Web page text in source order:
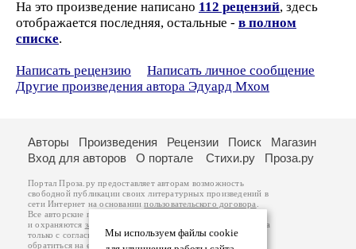
На это произведение написано 112 рецензий, здесь
отображается последняя, остальные - в полном
списке.
Написать рецензию
Написать личное сообщение
Другие произведения автора Эдуард Мхом
Мы используем файлы cookie
Авторы Произведения Рецензии Поиск
Магазин
Вход для авторов
О портале Стихи.ру Проза.ру
Портал Проза.ру предоставляет авторам возможность
свободной публикации своих литературных произведений в
сети Интернет на основаниипользовательского договора
Все авторские права на произведения принадлежат авторам
и охраняются законом
. Перепечатка произведений возможна
только с согласия его автора, к которому вы можете
обратиться на его авторской странице. Ответственность за